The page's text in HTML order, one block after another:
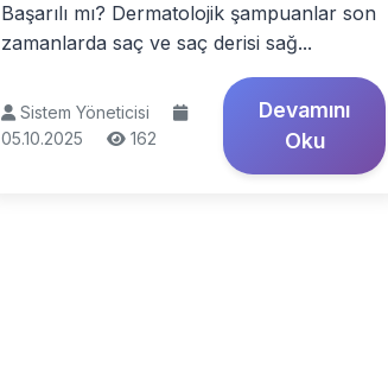
Başarılı mı? Dermatolojik şampuanlar son
zamanlarda saç ve saç derisi sağ...
Sistem Yöneticisi
05.10.2025
162
Devamını
Oku